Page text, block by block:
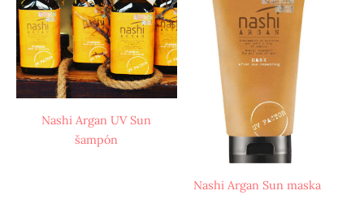
Nashi Argan UV Sun
šampón
Nashi Argan Sun maska